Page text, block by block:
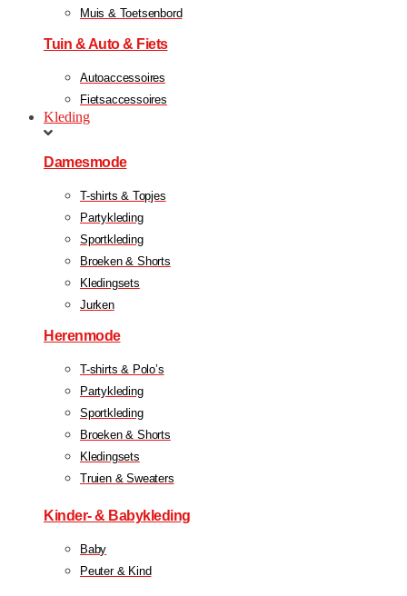
Muis & Toetsenbord
Tuin & Auto & Fiets
Autoaccessoires
Fietsaccessoires
Kleding
Damesmode
T-shirts & Topjes
Partykleding
Sportkleding
Broeken & Shorts
Kledingsets
Jurken
Herenmode
T-shirts & Polo’s
Partykleding
Sportkleding
Broeken & Shorts
Kledingsets
Truien & Sweaters
Kinder- & Babykleding
Baby
Peuter & Kind